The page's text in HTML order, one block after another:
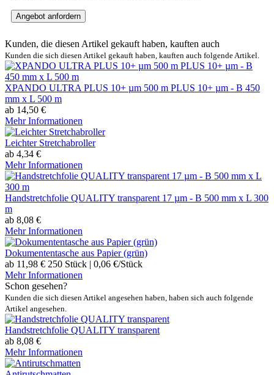
Angebot anfordern
Kunden, die diesen Artikel gekauft haben, kauften auch
Kunden die sich diesen Artikel gekauft haben, kauften auch folgende Artikel.
XPANDO ULTRA PLUS 10+ µm 500 m PLUS 10+ µm - B 450
mm x L 500 m
ab 14,50 €
Mehr Informationen
Leichter Stretchabroller
ab 4,34 €
Mehr Informationen
Handstretchfolie QUALITY transparent 17 µm - B 500 mm x L 300
m
ab 8,08 €
Mehr Informationen
Dokumententasche aus Papier (grün)
ab 11,98 € 250 Stück | 0,06 €/Stück
Mehr Informationen
Schon gesehen?
Kunden die sich diesen Artikel angesehen haben, haben sich auch folgende
Artikel angesehen.
Handstretchfolie QUALITY transparent
ab 8,08 €
Mehr Informationen